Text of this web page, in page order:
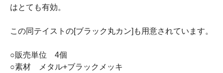
はとても有効。
この同テイストの[ブラック丸カン]も用意されています。
○販売単位 4個
○素材 メタル+ブラックメッキ